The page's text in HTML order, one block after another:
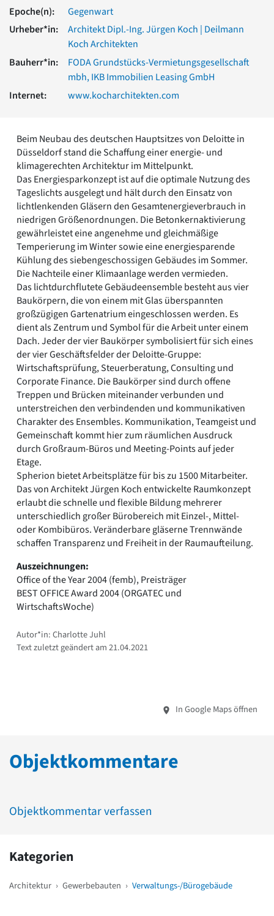
Romanik
Vorromanik
Römische Antike
Über uns
Über baukunst-nrw
Freunde & Förderer
Datenschutz
Suchbegriff eingeben
Epoche(n):
Gegenwart
Urheber*in:
Architekt Dipl.-Ing. Jürgen Koch | Deilmann
Koch Architekten
Bauherr*in:
FODA Grundstücks-Vermietungsgesellschaft
mbh, IKB Immobilien Leasing GmbH
Internet:
www.kocharchitekten.com
Beim Neubau des deutschen Hauptsitzes von Deloitte in
Düsseldorf stand die Schaffung einer energie- und
klimagerechten Architektur im Mittelpunkt.
Das Energiesparkonzept ist auf die optimale Nutzung des
Tageslichts ausgelegt und hält durch den Einsatz von
lichtlenkenden Gläsern den Gesamtenergieverbrauch in
niedrigen Größenordnungen. Die Betonkernaktivierung
gewährleistet eine angenehme und gleichmäßige
Temperierung im Winter sowie eine energiesparende
Kühlung des siebengeschossigen Gebäudes im Sommer.
Die Nachteile einer Klimaanlage werden vermieden.
Das lichtdurchflutete Gebäudeensemble besteht aus vier
Baukörpern, die von einem mit Glas überspannten
großzügigen Gartenatrium eingeschlossen werden. Es
dient als Zentrum und Symbol für die Arbeit unter einem
Dach. Jeder der vier Baukörper symbolisiert für sich eines
der vier Geschäftsfelder der Deloitte-Gruppe:
Wirtschaftsprüfung, Steuerberatung, Consulting und
Corporate Finance. Die Baukörper sind durch offene
Treppen und Brücken miteinander verbunden und
unterstreichen den verbindenden und kommunikativen
Charakter des Ensembles. Kommunikation, Teamgeist und
Gemeinschaft kommt hier zum räumlichen Ausdruck
durch Großraum-Büros und Meeting-Points auf jeder
Etage.
Spherion bietet Arbeitsplätze für bis zu 1500 Mitarbeiter.
Das von Architekt Jürgen Koch entwickelte Raumkonzept
erlaubt die schnelle und flexible Bildung mehrerer
unterschiedlich großer Bürobereich mit Einzel-, Mittel-
oder Kombibüros. Veränderbare gläserne Trennwände
schaffen Transparenz und Freiheit in der Raumaufteilung.
Auszeichnungen:
Office of the Year 2004 (femb), Preisträger
BEST OFFICE Award 2004 (ORGATEC und
WirtschaftsWoche)
Autor*in: Charlotte Juhl
Text zuletzt geändert am 21.04.2021
In Google Maps öffnen
Objektkommentare
Objektkommentar verfassen
Kategorien
Architektur › Gewerbebauten › Verwaltungs-/Bürogebäude